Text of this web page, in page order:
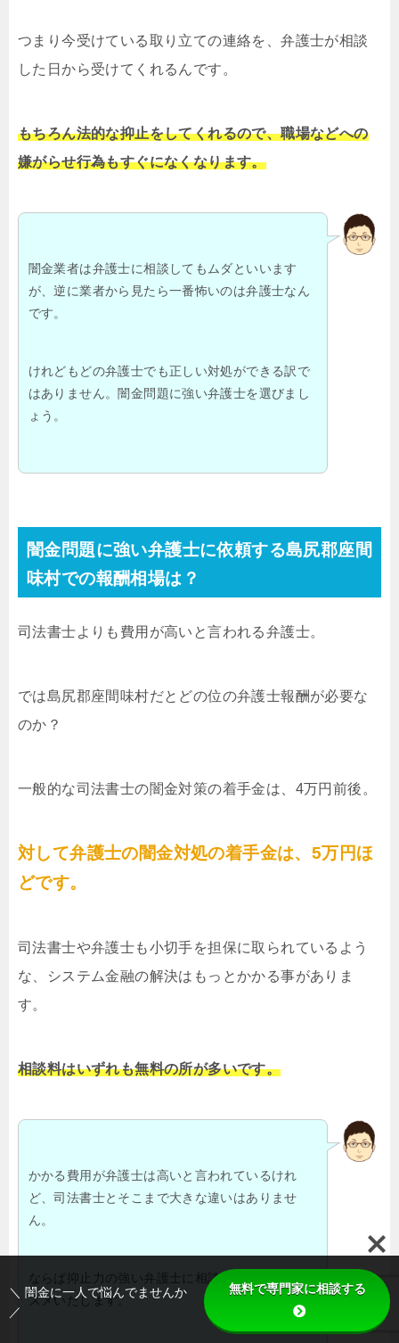
つまり今受けている取り立ての連絡を、弁護士が相談
した日から受けてくれるんです。
もちろん法的な抑止をしてくれるので、職場などへの
嫌がらせ行為もすぐになくなります。
闇金業者は弁護士に相談してもムダといいます
が、逆に業者から見たら一番怖いのは弁護士なん
です。
けれどもどの弁護士でも正しい対処ができる訳で
はありません。闇金問題に強い弁護士を選びまし
ょう。
闇金問題に強い弁護士に依頼する島尻郡座間
味村での報酬相場は？
司法書士よりも費用が高いと言われる弁護士。
では島尻郡座間味村だとどの位の弁護士報酬が必要な
のか？
一般的な司法書士の闇金対策の着手金は、4万円前後。
対して弁護士の闇金対処の着手金は、5万円ほ
どです。
司法書士や弁護士も小切手を担保に取られているよう
な、システム金融の解決はもっとかかる事がありま
す。
相談料はいずれも無料の所が多いです。
かかる費用が弁護士は高いと言われているけれ
ど、司法書士とそこまで大きな違いはありませ
ん。
ならば抑止力の強い弁護士に相談される事をおス
スメいたします。
＼ 闇金に一人で悩んでませんか
／
無料で専門家に相談する